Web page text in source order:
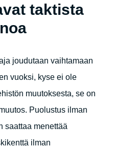
taktista
joudutaan vaihtamaan
vuoksi, kyse ei ole
muutoksesta, se on
Puolustus ilman
saattaa menettää
ilman